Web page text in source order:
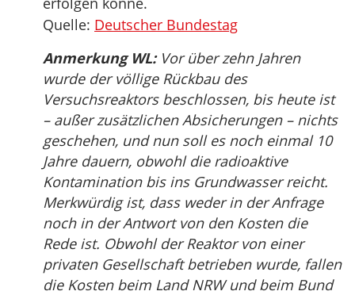
Quelle: Deutscher Bundestag
Anmerkung WL:Vor über zehn Jahren
wurde der völlige Rückbau des
Versuchsreaktors beschlossen, bis heute ist
– außer zusätzlichen Absicherungen – nichts
geschehen, und nun soll es noch einmal 10
Jahre dauern, obwohl die radioaktive
Kontamination bis ins Grundwasser reicht.
Merkwürdig ist, dass weder in der Anfrage
noch in der Antwort von den Kosten die
Rede ist. Obwohl der Reaktor von einer
privaten Gesellschaft betrieben wurde, fallen
die Kosten beim Land NRW und beim Bund